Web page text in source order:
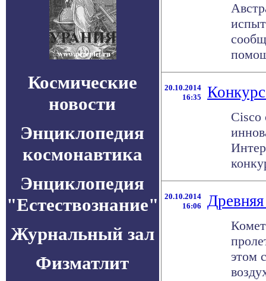
Космические
новости
Энциклопедия
космонавтика
Энциклопедия
"Естествознание"
Журнальный зал
Физматлит
20.10.2014
16:35
Cisco
20.10.2014
16:06
этом